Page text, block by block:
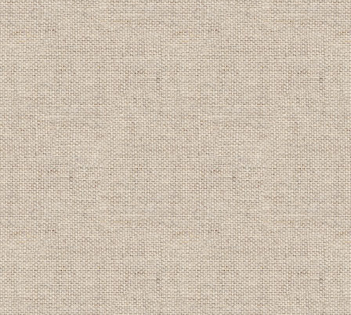
----------------------------------------
【2016/4/29】
2016年夏割キャンペーン情報！
詳細はキャンペーン情報をクリック！
家族割 団体割 学生割
期間：2016年7月1日～9月30日
(適用除外期間あり)
----------------------------------------
【2015/11/1】
2016年新春キャンペーン情報！
詳細はキャンペーン情報をクリック！
ＮＡＵＩライセンス取得コース大幅割
ＮＡＵＩアドバンス取得コース大幅割
ＮＡＵＩライセンス＆アドバンス
Ｗ取得コース大幅割引
期間：2016年1月1日～3月31日
(適用除外期間あり)
----------------------------------------